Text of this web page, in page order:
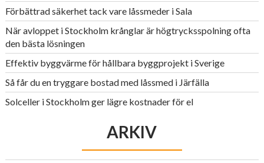
Förbättrad säkerhet tack vare låssmeder i Sala
När avloppet i Stockholm krånglar är högtrycksspolning ofta
den bästa lösningen
Effektiv byggvärme för hållbara byggprojekt i Sverige
Så får du en tryggare bostad med låssmed i Järfälla
Solceller i Stockholm ger lägre kostnader för el
ARKIV